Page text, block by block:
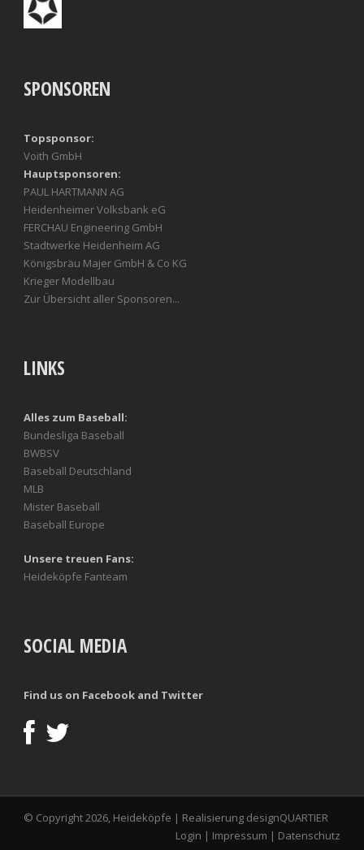
SPONSOREN
Topsponsor:
Voith GmbH
Hauptsponsoren:
PAUL HARTMANN AG
Heidenheimer Volksbank eG
FERCHAU Engineering GmbH
Stadtwerke Heidenheim AG
Königsbräu Majer GmbH & Co KG
Krieger Modellbau
Zur Übersicht aller Sponsoren...
LINKS
Alles zum Baseball:
Bundesliga Baseball
BWBSV
Baseball Deutschland
MLB
Mister Baseball
Baseball Europe
Unsere treuen Fans:
Heideköpfe Fanteam
SOCIAL MEDIA
Find us on Facebook and Twitter
© Copyright 2026, Heideköpfe | Realisierung designQUARTIER
Login | Impressum | Datenschutz